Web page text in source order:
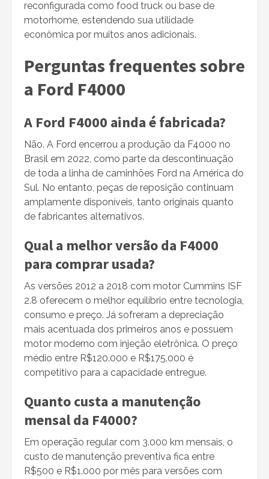
reconfigurada como food truck ou base de
motorhome, estendendo sua utilidade
econômica por muitos anos adicionais.
Perguntas frequentes sobre
a Ford F4000
A Ford F4000 ainda é fabricada?
Não. A Ford encerrou a produção da F4000 no
Brasil em 2022, como parte da descontinuação
de toda a linha de caminhões Ford na América do
Sul. No entanto, peças de reposição continuam
amplamente disponíveis, tanto originais quanto
de fabricantes alternativos.
Qual a melhor versão da F4000
para comprar usada?
As versões 2012 a 2018 com motor Cummins ISF
2.8 oferecem o melhor equilíbrio entre tecnologia,
consumo e preço. Já sofreram a depreciação
mais acentuada dos primeiros anos e possuem
motor moderno com injeção eletrônica. O preço
médio entre R$120.000 e R$175.000 é
competitivo para a capacidade entregue.
Quanto custa a manutenção
mensal da F4000?
Em operação regular com 3.000 km mensais, o
custo de manutenção preventiva fica entre
R$500 e R$1.000 por mês para versões com